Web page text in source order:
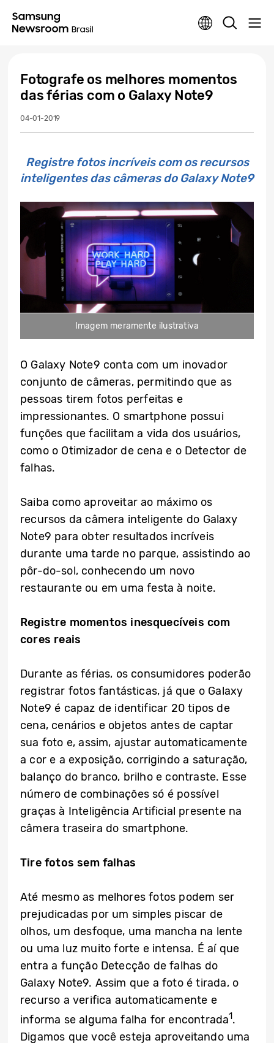
Fotografe os melhores momentos
das férias com o Galaxy Note9
04-01-2019
Registre fotos incríveis com os recursos
inteligentes das câmeras do Galaxy Note9
Imagem meramente ilustrativa
O Galaxy Note9 conta com um inovador
conjunto de câmeras, permitindo que as
pessoas tirem fotos perfeitas e
impressionantes. O smartphone possui
funções que facilitam a vida dos usuários,
como o Otimizador de cena e o Detector de
falhas.
Saiba como aproveitar ao máximo os
recursos da câmera inteligente do Galaxy
Note9 para obter resultados incríveis
durante uma tarde no parque, assistindo ao
pôr-do-sol, conhecendo um novo
restaurante ou em uma festa à noite.
Registre momentos inesquecíveis com
cores reais
Durante as férias, os consumidores poderão
registrar fotos fantásticas, já que o Galaxy
Note9 é capaz de identificar 20 tipos de
cena, cenários e objetos antes de captar
sua foto e, assim, ajustar automaticamente
a cor e a exposição, corrigindo a saturação,
balanço do branco, brilho e contraste. Esse
número de combinações só é possível
graças à Inteligência Artificial presente na
câmera traseira do smartphone.
Tire fotos sem falhas
Até mesmo as melhores fotos podem ser
prejudicadas por um simples piscar de
olhos, um desfoque, uma mancha na lente
ou uma luz muito forte e intensa. É aí que
entra a função Detecção de falhas do
Galaxy Note9. Assim que a foto é tirada, o
recurso a verifica automaticamente e
informa se alguma falha for encontrada1.
Digamos que você esteja aproveitando uma